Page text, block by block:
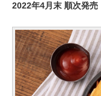
2022年4月末 順次発売